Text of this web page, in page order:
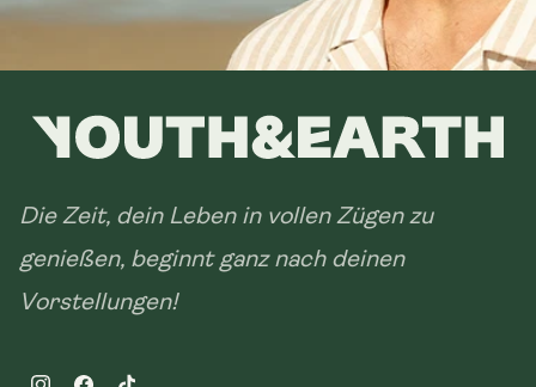
Die Zeit, dein Leben in vollen Zügen zu
genießen, beginnt ganz nach deinen
Vorstellungen!